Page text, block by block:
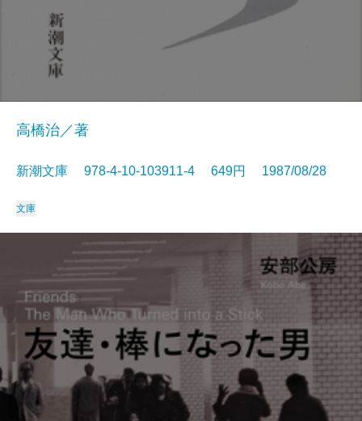
高橋治／著
新潮文庫 978-4-10-103911-4 649円 1987/08/28
文庫